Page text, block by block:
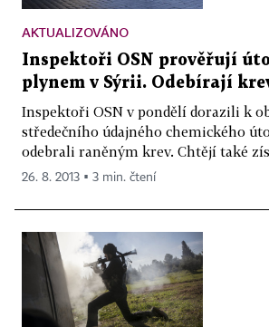
AKTUALIZOVÁNO
Inspektoři OSN prověřují
plynem v Sýrii. Odebírají
Inspektoři OSN v pondělí dorazili k
středečního údajného chemického
odebrali raněným krev. Chtějí také
26. 8. 2013 ▪ 3 min. čtení